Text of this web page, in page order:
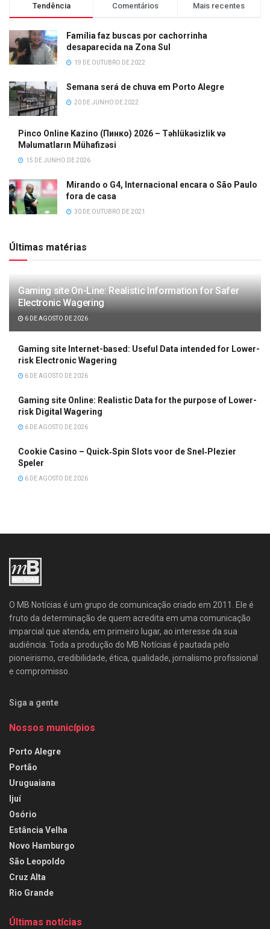
Tendência Comentários Mais recentes
Família faz buscas por cachorrinha
desaparecida na Zona Sul
19 DE OUTUBRO DE 2022
Semana será de chuva em Porto Alegre
20 DE JUNHO DE 2022
Pinco Online Kazino (Пинко) 2026 – Təhlükəsizlik və
Məlumatların Mühafizəsi
15 DE JUNHO DE 2026
Mirando o G4, Internacional encara o São Paulo
fora de casa
30 DE OUTUBRO DE 2021
Últimas matérias
Gaming site On-Line: Realistic Information for Safer
Electronic Wagering
6 DE AGOSTO DE 2026
Gaming site Internet-based: Useful Data intended for Lower-
risk Electronic Wagering
6 DE AGOSTO DE 2026
Gaming site Online: Realistic Data for the purpose of Lower-
risk Digital Wagering
6 DE AGOSTO DE 2026
Cookie Casino – Quick‑Spin Slots voor de Snel‑Plezier
Speler
6 DE AGOSTO DE 2026
O MB Notícias é um grupo de comunicação criado em 2011. Ele é
fruto da determinação de quem acredita em uma comunicação
imparcial que atenda, em primeiro lugar, ao interesse da sua
audiência. Toda a produção do MB Notícias é pautada pelo
pioneirismo, credibilidade, ética, qualidade, jornalismo profissional
e compromisso.
Siga a gente
Nossos municípios
Porto Alegre
Portão
Uruguaiana
Ijuí
Osório
Estância Velha
Novo Hamburgo
São Leopoldo
Cruz Alta
Rio Grande
Últimas notícias